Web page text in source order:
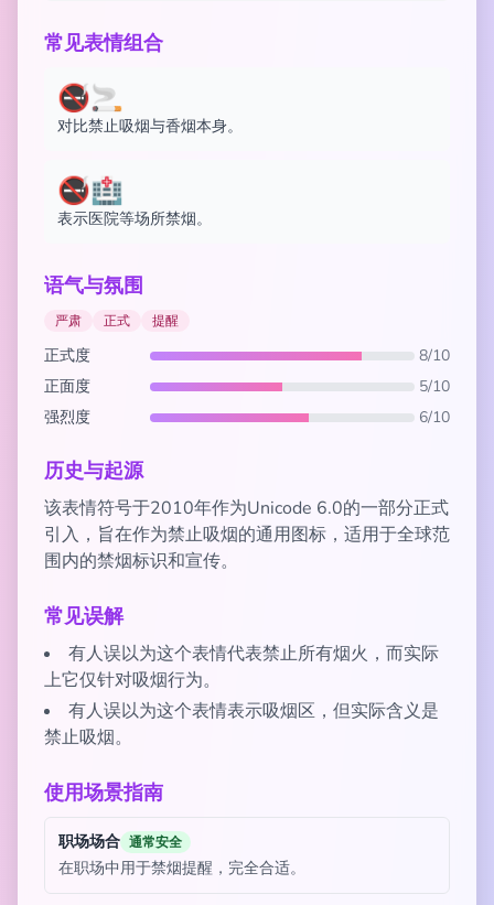
常见表情组合
🚭🚬
对比禁止吸烟与香烟本身。
🚭🏥
表示医院等场所禁烟。
语气与氛围
严肃 正式 提醒
正式度
8/10
正面度
5/10
强烈度
6/10
历史与起源
该表情符号于2010年作为Unicode 6.0的一部分正式
引入，旨在作为禁止吸烟的通用图标，适用于全球范
围内的禁烟标识和宣传。
常见误解
有人误以为这个表情代表禁止所有烟火，而实际
上它仅针对吸烟行为。
有人误以为这个表情表示吸烟区，但实际含义是
禁止吸烟。
使用场景指南
职场场合 通常安全
在职场中用于禁烟提醒，完全合适。